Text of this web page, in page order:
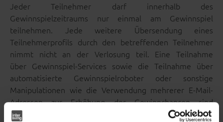
Jeder Teilnehmer darf innerhalb des
Gewinnspielzeitraums nur einmal am Gewinnspiel
teilnehmen. Jede weitere Übersendung eines
Teilnehmerprofils durch den betreffenden Teilnehmer
nimmt nicht an der Verlosung teil. Eine Teilnahme
über Gewinnspiel-Services sowie die Teilnahme über
automatisierte Gewinnspielroboter oder sonstige
Manipulationen wie die Verwendung mehrerer E-Mail-
Adressen zur Erhöhung der Gewinnchancen sind
ausdrücklich nicht gestattet.